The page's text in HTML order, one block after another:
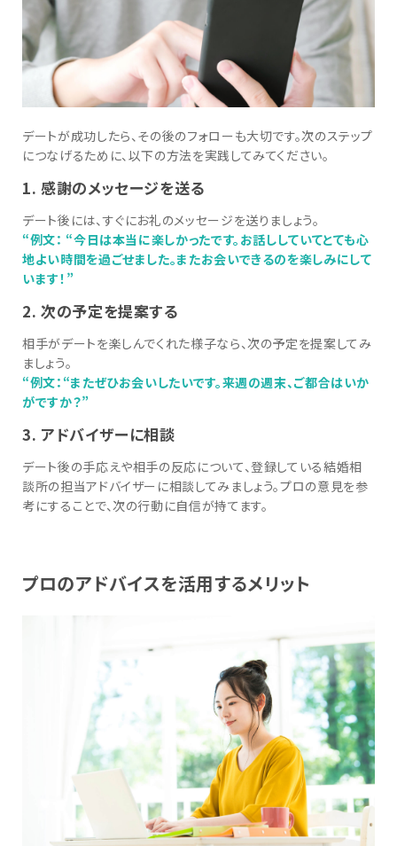
デートが成功したら、その後のフォローも大切です。次のステップ
につなげるために、以下の方法を実践してみてください。
1. 感謝のメッセージを送る
デート後には、すぐにお礼のメッセージを送りましょう。
“例文： “今日は本当に楽しかったです。お話ししていてとても心
地よい時間を過ごせました。またお会いできるのを楽しみにして
います！”
2. 次の予定を提案する
相手がデートを楽しんでくれた様子なら、次の予定を提案してみ
ましょう。
“例文：“またぜひお会いしたいです。来週の週末、ご都合はいか
がですか？”
3. アドバイザーに相談
デート後の手応えや相手の反応について、登録している結婚相
談所の担当アドバイザーに相談してみましょう。プロの意見を参
考にすることで、次の行動に自信が持てます。
プロのアドバイスを活用するメリット